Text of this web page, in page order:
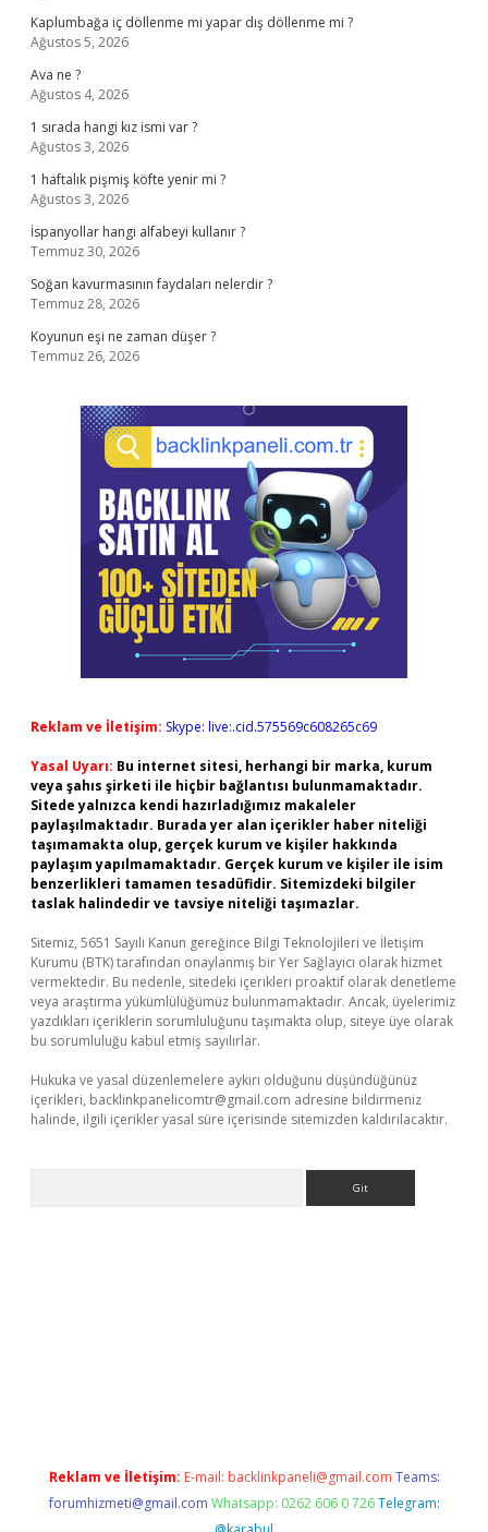
Kaplumbağa iç döllenme mi yapar dış döllenme mi ?
Ağustos 5, 2026
Ava ne ?
Ağustos 4, 2026
1 sırada hangi kız ismi var ?
Ağustos 3, 2026
1 haftalık pişmiş köfte yenir mi ?
Ağustos 3, 2026
İspanyollar hangi alfabeyi kullanır ?
Temmuz 30, 2026
Soğan kavurmasının faydaları nelerdir ?
Temmuz 28, 2026
Koyunun eşi ne zaman düşer ?
Temmuz 26, 2026
Reklam ve İletişim: Skype: live:.cid.575569c608265c69
Yasal Uyarı: Bu internet sitesi, herhangi bir marka, kurum
veya şahıs şirketi ile hiçbir bağlantısı bulunmamaktadır.
Sitede yalnızca kendi hazırladığımız makaleler
paylaşılmaktadır. Burada yer alan içerikler haber niteliği
taşımamakta olup, gerçek kurum ve kişiler hakkında
paylaşım yapılmamaktadır. Gerçek kurum ve kişiler ile isim
benzerlikleri tamamen tesadüfidir. Sitemizdeki bilgiler
taslak halindedir ve tavsiye niteliği taşımazlar.
Sitemiz, 5651 Sayılı Kanun gereğince Bilgi Teknolojileri ve İletişim
Kurumu (BTK) tarafından onaylanmış bir Yer Sağlayıcı olarak hizmet
vermektedir. Bu nedenle, sitedeki içerikleri proaktif olarak denetleme
veya araştırma yükümlülüğümüz bulunmamaktadır. Ancak, üyelerimiz
yazdıkları içeriklerin sorumluluğunu taşımakta olup, siteye üye olarak
bu sorumluluğu kabul etmiş sayılırlar.
Hukuka ve yasal düzenlemelere aykırı olduğunu düşündüğünüz
içerikleri, backlinkpanelicomtr@gmail.com adresine bildirmeniz
halinde, ilgili içerikler yasal süre içerisinde sitemizden kaldırılacaktır.
Reklam ve İletişim: E-mail: backlinkpaneli@gmail.com Teams:
forumhizmeti@gmail.com Whatsapp: 0262 606 0 726 Telegram: